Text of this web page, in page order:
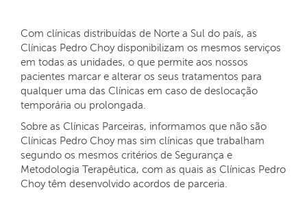
Com clínicas distribuídas de Norte a Sul do país, as
Clínicas Pedro Choy disponibilizam os mesmos serviços
em todas as unidades, o que permite aos nossos
pacientes marcar e alterar os seus tratamentos para
qualquer uma das Clínicas em caso de deslocação
temporária ou prolongada.
Sobre as Clínicas Parceiras, informamos que não são
Clínicas Pedro Choy mas sim clínicas que trabalham
segundo os mesmos critérios de Segurança e
Metodologia Terapêutica, com as quais as Clínicas Pedro
Choy têm desenvolvido acordos de parceria.